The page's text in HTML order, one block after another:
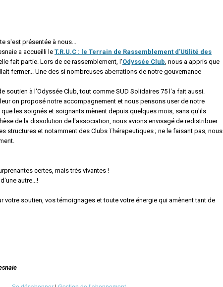
s'est présentée à nous...
a accueilli le T.R.U.C : le Terrain de Rassemblement d'Utilité des
fait partie. Lors de ce rassemblement, l'Odyssée Club, nous a appris que
fermer... Une des si nombreuses aberrations de notre gouvernance
soutien à l'Odyssée Club, tout comme SUD Solidaires 75 l'a fait aussi.
on proposé notre accompagnement et nous pensons user de notre
les soignés et soignants mènent depuis quelques mois, sans qu'ils
de la dissolution de l'association, nous avions envisagé de redistribuer
structures et notamment des Clubs Thérapeutiques ; ne le faisant pas, nous
certes, mais très vivantes !
autre...!
votre soutien, vos témoignages et toute votre énergie qui amènenttant de